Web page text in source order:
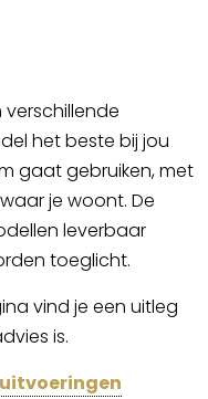
verschillende
het beste bij jou
gaat gebruiken, met
je woont. De
leverbaar
toeglicht.
vind je een uitleg
is.